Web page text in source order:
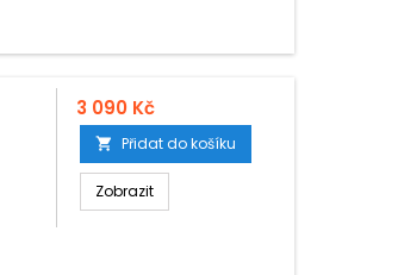
3 090 Kč
 Přidat do košíku
Zobrazit